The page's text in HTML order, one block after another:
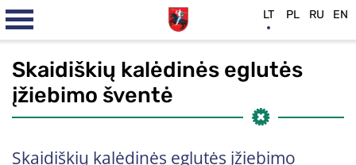
Skaidiškių kalėdinės eglutės
įžiebimo šventė
Skaidiškių kalėdinės eglutės įžiebimo
LT PL RU EN